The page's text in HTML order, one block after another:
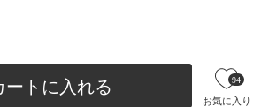
ートに入れる
お気に入り
94